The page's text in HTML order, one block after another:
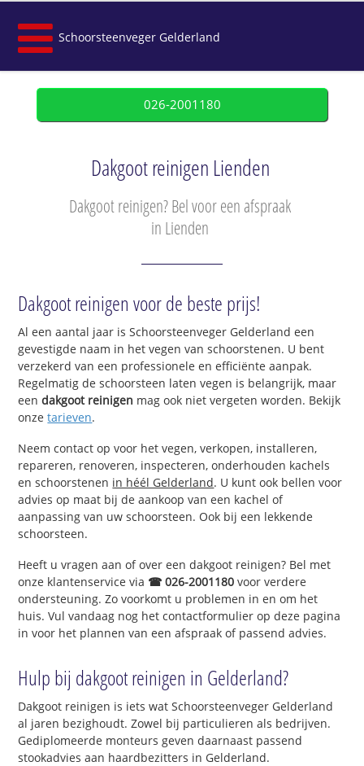
Schoorsteenveger Gelderland
026-2001180
Dakgoot reinigen Lienden
Dakgoot reinigen? Bel voor een afspraak
in Lienden
Dakgoot reinigen voor de beste prijs!
Al een aantal jaar is Schoorsteenveger Gelderland een
gevestigde naam in het vegen van schoorstenen. U bent
verzekerd van een professionele en efficiënte aanpak.
Regelmatig de schoorsteen laten vegen is belangrijk, maar
eendakgoot reinigen mag ook niet vergeten worden. Bekijk
onzetarieven.
Neem contact op voor het vegen, verkopen, installeren,
repareren, renoveren, inspecteren, onderhouden kachels
en schoorstenen in héél Gelderland. U kunt ook bellen voor
advies op maat bij de aankoop van een kachel of
aanpassing van uw schoorsteen. Ook bij een lekkende
schoorsteen.
Heeft u vragen aan of over een dakgoot reinigen? Bel met
onze klantenservice via ☎ 026-2001180 voor verdere
ondersteuning. Zo voorkomt u problemen in en om het
huis. Vul vandaag nog het contactformulier op deze pagina
in voor het plannen van een afspraak of passend advies.
Hulp bij dakgoot reinigen in Gelderland?
Dakgoot reinigen is iets wat Schoorsteenveger Gelderland
al jaren bezighoudt. Zowel bij particulieren als bedrijven.
Gediplomeerde monteurs geven daarnaast passend
stookadvies aan haardbezitters in Gelderland.